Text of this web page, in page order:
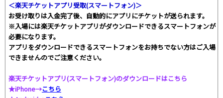
＜楽天チケットアプリ受取(スマートフォン)＞
お受け取りは入金完了後、自動的にアプリにチケットが送られます。
※入場には楽天チケットアプリがダウンロードできるスマートフォンが
必要になります。
アプリをダウンロードできるスマートフォンをお持ちでない方はご入場
できませんのでご注意ください。
楽天チケットアプリ(スマートフォン)のダウンロードはこちら
★iPhone→こちら